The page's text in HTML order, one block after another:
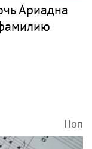
Ариадна
Поп